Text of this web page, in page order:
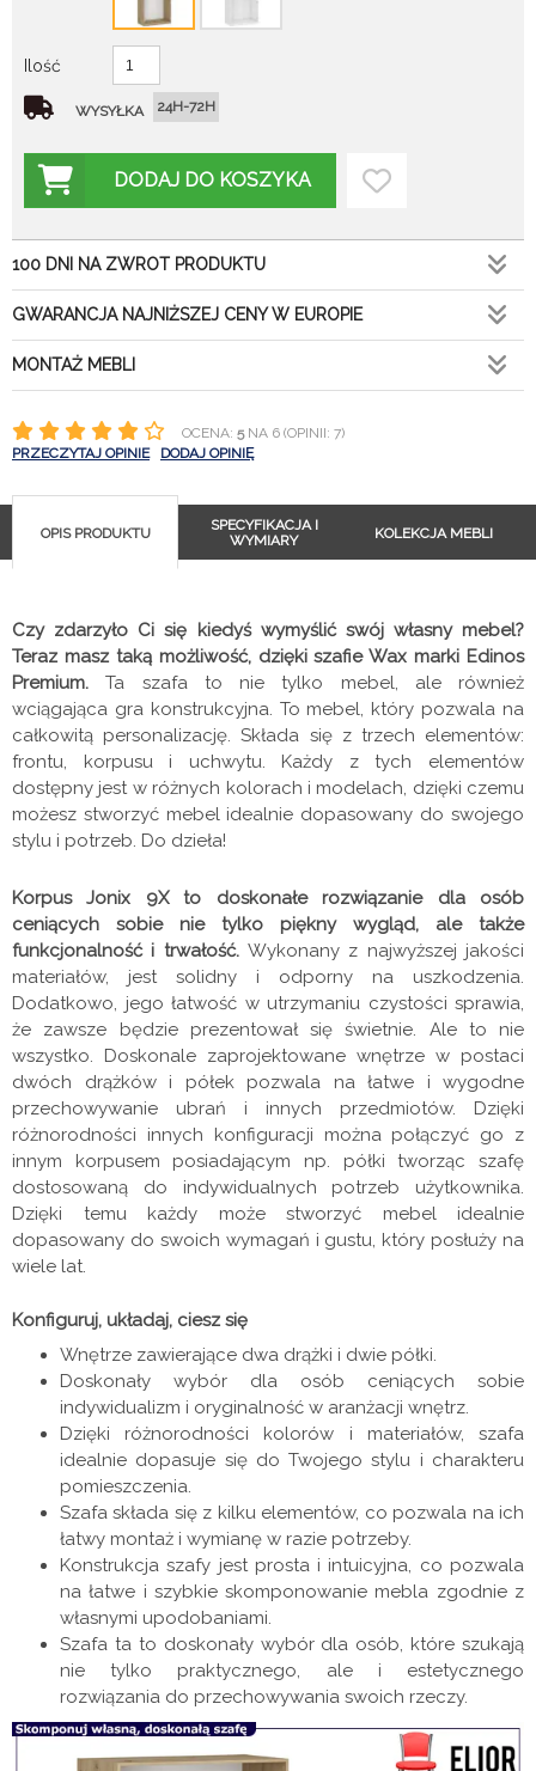
Ilość
WYSYŁKA 24H-72H
DODAJ DO KOSZYKA
100 DNI NA ZWROT PRODUKTU
GWARANCJA NAJNIŻSZEJ CENY W EUROPIE
MONTAŻ MEBLI
OCENA: 5NA 6 (OPINII: 7)
PRZECZYTAJ OPINIE
DODAJ OPINIĘ
OPIS PRODUKTU
SPECYFIKACJA I
WYMIARY
KOLEKCJA MEBLI
Czy zdarzyło Ci się kiedyś wymyślić swój własny mebel?
Teraz masz taką możliwość, dzięki szafie Wax marki Edinos
Premium.Ta szafa to nie tylko mebel, ale również
wciągająca gra konstrukcyjna. To mebel, który pozwala na
całkowitą personalizację. Składa się z trzech elementów:
frontu, korpusu i uchwytu. Każdy z tych elementów
dostępny jest w różnych kolorach i modelach, dzięki czemu
możesz stworzyć mebel idealnie dopasowany do swojego
stylu i potrzeb. Do dzieła!
Korpus Jonix 9X to doskonałe rozwiązanie dla osób
ceniących sobie nie tylko piękny wygląd, ale także
funkcjonalność i trwałość. Wykonany z najwyższej jakości
materiałów, jest solidny i odporny na uszkodzenia.
Dodatkowo, jego łatwość w utrzymaniu czystości sprawia,
że zawsze będzie prezentował się świetnie. Ale to nie
wszystko. Doskonale zaprojektowane wnętrze w postaci
dwóch drążków i półek pozwala na łatwe i wygodne
przechowywanie ubrań i innych przedmiotów. Dzięki
różnorodności innych konfiguracji można połączyć go z
innym korpusem posiadającym np. półki tworząc szafę
dostosowaną do indywidualnych potrzeb użytkownika.
Dzięki temu każdy może stworzyć mebel idealnie
dopasowany do swoich wymagań i gustu, który posłuży na
wiele lat.
Konfiguruj, układaj, ciesz się
Wnętrze zawierające dwa drążki i dwie półki.
Doskonały wybór dla osób ceniących sobie
indywidualizm i oryginalność w aranżacji wnętrz.
Dzięki różnorodności kolorów i materiałów, szafa
idealnie dopasuje się do Twojego stylu i charakteru
pomieszczenia.
Szafa składa się z kilku elementów, co pozwala na ich
łatwy montaż i wymianę w razie potrzeby.
Konstrukcja szafy jest prosta i intuicyjna, co pozwala
na łatwe i szybkie skomponowanie mebla zgodnie z
własnymi upodobaniami.
Szafa ta to doskonały wybór dla osób, które szukają
nie tylko praktycznego, ale i estetycznego
rozwiązania do przechowywania swoich rzeczy.